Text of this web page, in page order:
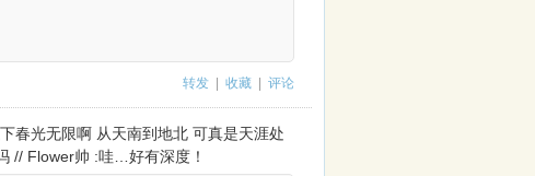
转发 收藏 评论
春光无限啊 从天南到地北 可真是天涯处
// Flower帅 :哇…好有深度！